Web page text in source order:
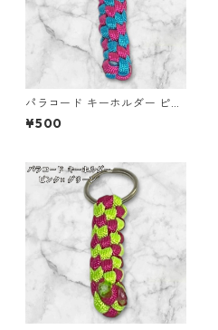
パラコード キーホルダー ピン
ク ブルー 編み込み s38 アウト
ドア
¥500